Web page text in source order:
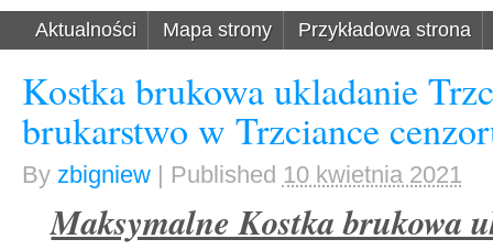
Aktualności Mapa strony Przykładowa strona
Kostka brukowa ukladanie
brukarstwo w Trzciance
By zbigniew | Published 10 kwietnia 2021
Maksymalne Kostka brukowa